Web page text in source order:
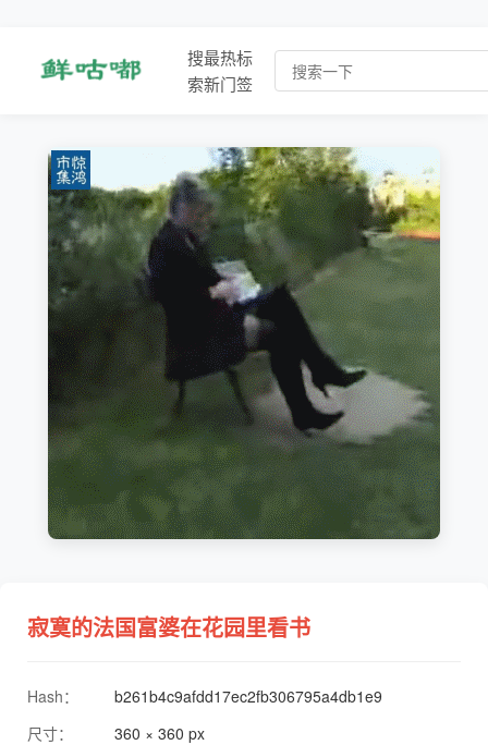
搜
索
最
新
热
门
标
签
寂寞的法国富婆在花园里看书
Hash：
b261b4c9afdd17ec2fb306795a4db1e9
尺寸：
360 × 360 px